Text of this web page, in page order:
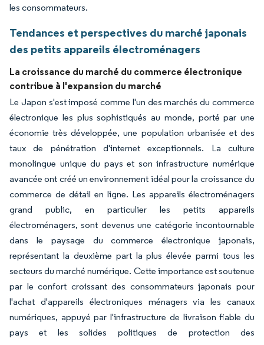
les consommateurs.
Tendances et perspectives du marché japonais
des petits appareils électroménagers
La croissance du marché du commerce électronique
contribue à l'expansion du marché
Le Japon s'est imposé comme l'un des marchés du commerce
électronique les plus sophistiqués au monde, porté par une
économie très développée, une population urbanisée et des
taux de pénétration d'internet exceptionnels. La culture
monolingue unique du pays et son infrastructure numérique
avancée ont créé un environnement idéal pour la croissance du
commerce de détail en ligne. Les appareils électroménagers
grand public, en particulier les petits appareils
électroménagers, sont devenus une catégorie incontournable
dans le paysage du commerce électronique japonais,
représentant la deuxième part la plus élevée parmi tous les
secteurs du marché numérique. Cette importance est soutenue
par le confort croissant des consommateurs japonais pour
l'achat d'appareils électroniques ménagers via les canaux
numériques, appuyé par l'infrastructure de livraison fiable du
pays et les solides politiques de protection des